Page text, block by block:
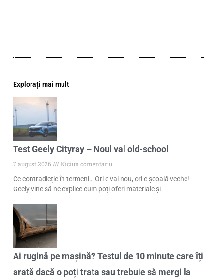
Explorați mai mult
Test Geely Cityray – Noul val old-school
7 august 2026
Niciun comentariu
Ce contradicție în termeni… Ori e val nou, ori e școală veche!
Geely vine să ne explice cum poți oferi materiale și
Ai rugină pe mașină? Testul de 10 minute care îți
arată dacă o poți trata sau trebuie să mergi la